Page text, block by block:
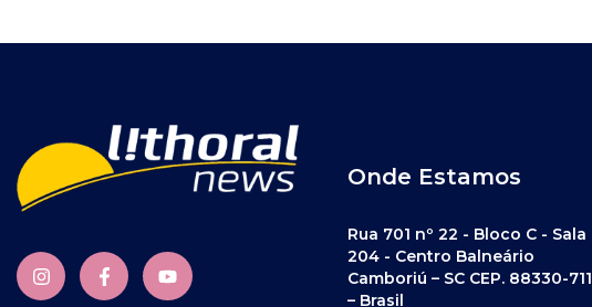
Onde Estamos
Rua 701 nº 22 - Bloco C - Sala
204 - Centro Balneário
Camboriú – SC CEP. 88330-711
– Brasil